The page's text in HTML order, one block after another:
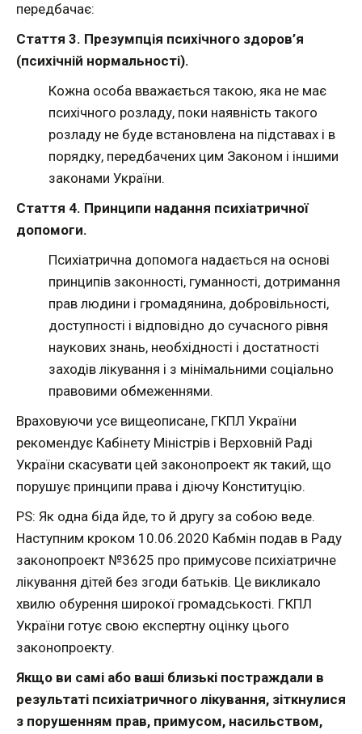
передбачає:
Стаття 3. Презумпція психічного здоров’я
(психічній нормальності).
Кожна особа вважається такою, яка не має
психічного розладу, поки наявність такого
розладу не буде встановлена на підставах і в
порядку, передбачених цим Законом і іншими
законами України.
Стаття 4. Принципи надання психіатричної
допомоги.
Психіатрична допомога надається на основі
принципів законності, гуманності, дотримання
прав людини і громадянина, добровільності,
доступності і відповідно до сучасного рівня
наукових знань, необхідності і достатності
заходів лікування і з мінімальними соціально
правовими обмеженнями.
Враховуючи усе вищеописане, ГКПЛ України
рекомендує Кабінету Міністрів і Верховній Раді
України скасувати цей законопроект як такий, що
порушує принципи права і діючу Конституцію.
PS: Як одна біда йде, то й другу за собою веде.
Наступним кроком 10.06.2020 Кабмін подав в Раду
законопроект №3625 про примусове психіатричне
лікування дітей без згоди батьків. Це викликало
хвилю обурення широкої громадськості. ГКПЛ
України готує свою експертну оцінку цього
законопроекту.
Якщо ви самі або ваші близькі постраждали в
результаті психіатричного лікування, зіткнулися
з порушенням прав, примусом, насильством,